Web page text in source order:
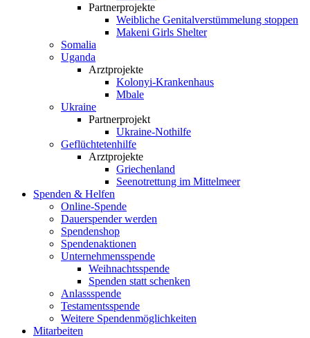
Partnerprojekte
Weibliche Genital­verstümmelung stoppen
Makeni Girls Shelter
Somalia
Uganda
Arztprojekte
Kolonyi-Krankenhaus
Mbale
Ukraine
Partnerprojekt
Ukraine-Nothilfe
Geflüchtetenhilfe
Arztprojekte
Griechenland
Seenotrettung im Mittelmeer
Spenden & Helfen
Online-Spende
Dauerspender werden
Spendenshop
Spendenaktionen
Unternehmens­spende
Weihnachtsspende
Spenden statt schenken
Anlassspende
Testamentsspende
Weitere Spenden­möglichkeiten
Mitarbeiten